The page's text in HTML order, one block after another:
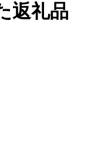
返礼品